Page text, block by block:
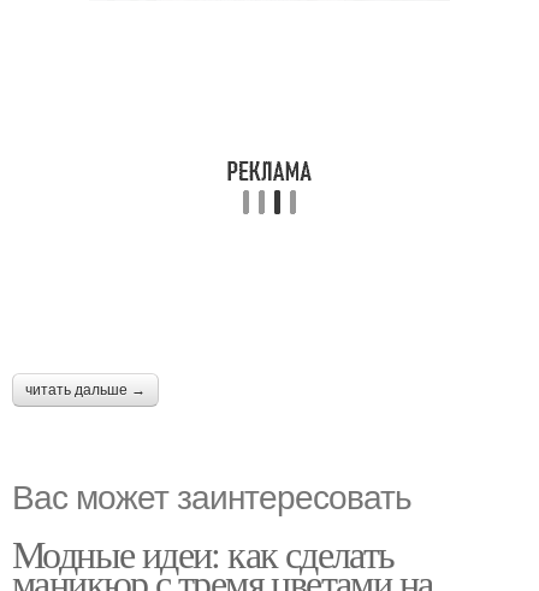
читать дальше →
Вас может заинтересовать
Модные идеи: как сделать